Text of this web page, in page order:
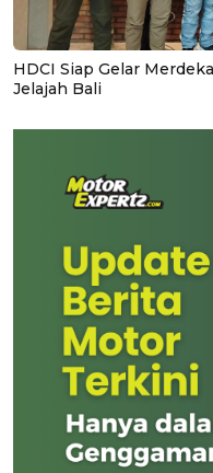
HDCI Siap Gelar
Jelajah Bali